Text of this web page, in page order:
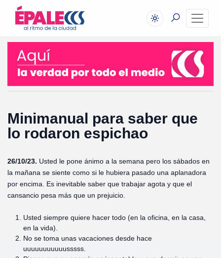
Minimanual para saber que
lo rodaron espichao
26/10/23. Usted le pone ánimo a la semana pero los sábados en
la mañana se siente como si le hubiera pasado una aplanadora
por encima. Es inevitable saber que trabajar agota y que el
cansancio pesa más que un prejuicio.
Usted siempre quiere hacer todo (en la oficina, en la casa,
en la vida).
No se toma unas vacaciones desde hace
uuuuuuuuuuusssss.